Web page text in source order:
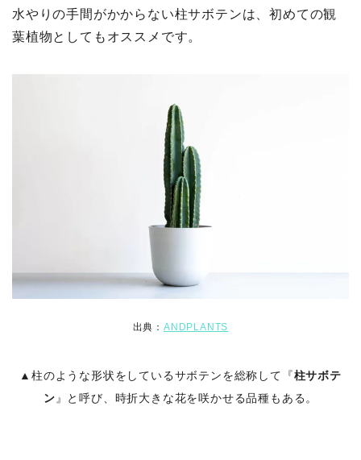
水やりの手間がかからない柱サボテンは、初めての観
葉植物としてもオススメです。
出典：ANDPLANTS
▲柱のような形状をしているサボテンを総称して『柱サボテ
ン 』と呼び、時折大きな花を咲かせる品種もある。